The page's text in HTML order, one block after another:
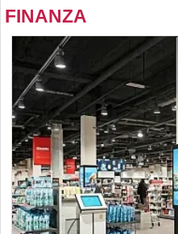
FINANZA